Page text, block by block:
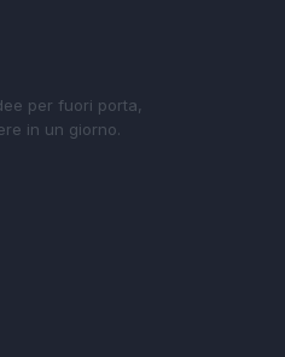
per fuori porta,
in un giorno.